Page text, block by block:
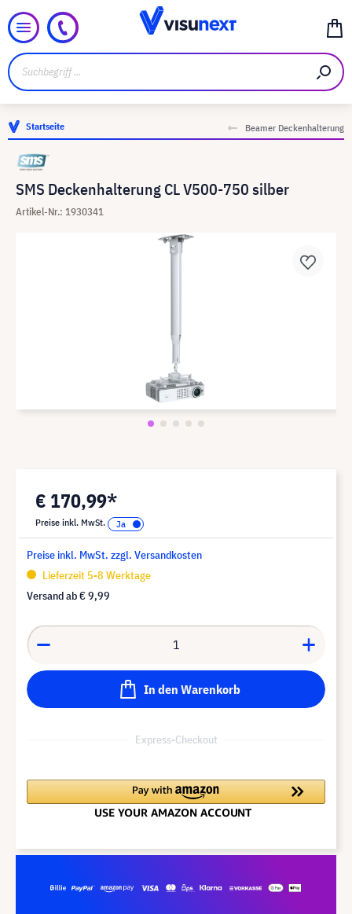
Startseite Beamer Deckenhalterung
SMS Deckenhalterung CL V500-750 silber
Artikel-Nr.: 1930341
€ 170,99*
Preise inkl. MwSt.
Preise inkl. MwSt. zzgl. Versandkosten
Lieferzeit 5-8 Werktage
Versand ab€ 9,99
In den Warenkorb
Express-Checkout